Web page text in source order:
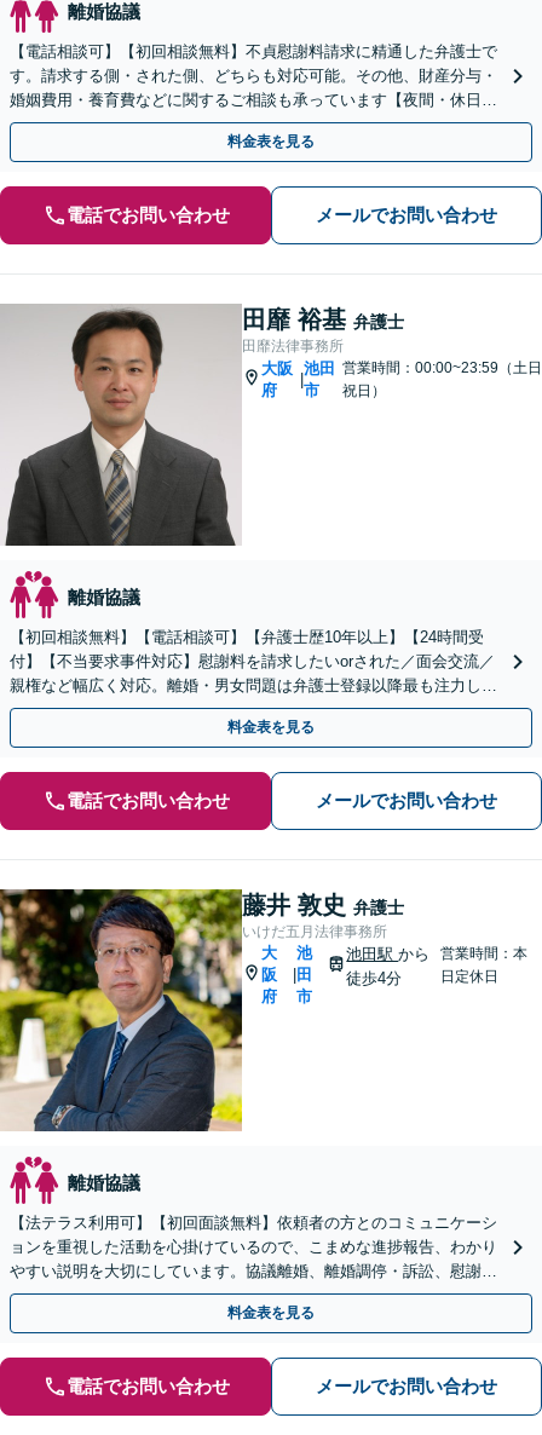
離婚協議
【電話相談可】【初回相談無料】不貞慰謝料請求に精通した弁護士で
す。請求する側・された側、どちらも対応可能。その他、財産分与・
婚姻費用・養育費などに関するご相談も承っています【夜間・休日面
談可】【完全個室】【子連れ相談可】【塚口駅２分】
料金表を見る
電話でお問い合わせ メールでお問い合わせ
田靡 裕基 弁護士
田靡法律事務所
大阪
府
|
池田
市
営業時間：00:00~23:59（土日
祝日）
離婚協議
【初回相談無料】【電話相談可】【弁護士歴10年以上】【24時間受
付】【不当要求事件対応】慰謝料を請求したいorされた／面会交流／
親権など幅広く対応。離婚・男女問題は弁護士登録以降最も注力して
きました。最適な結果が得られるよう尽力いたします。
料金表を見る
電話でお問い合わせ メールでお問い合わせ
藤井 敦史 弁護士
いけだ五月法律事務所
大
阪
府
池
田
市
池田駅から
徒歩4分
営業時間：本
日定休日
離婚協議
【法テラス利用可】【初回面談無料】依頼者の方とのコミュニケーシ
ョンを重視した活動を心掛けているので、こまめな進捗報告、わかり
やすい説明を大切にしています。協議離婚、離婚調停・訴訟、慰謝
料・養育費の請求、財産分与なお任せください【池田駅2分】
料金表を見る
電話でお問い合わせ メールでお問い合わせ